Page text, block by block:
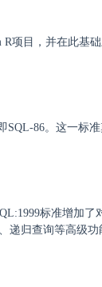
项目，并在此基
86。这一标
标准增加
递归查询等高级功